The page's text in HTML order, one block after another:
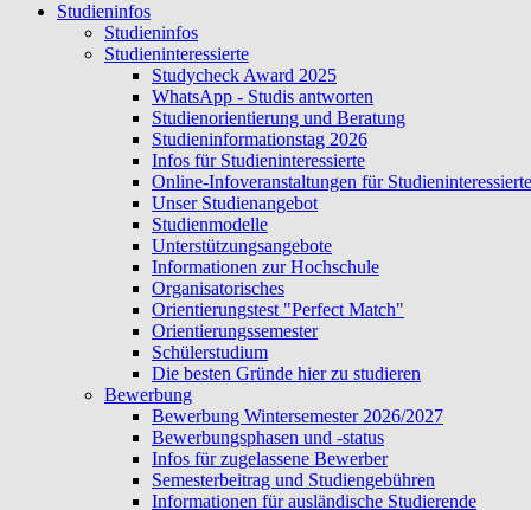
Studieninfos
Studieninfos
Studieninteressierte
Studycheck Award 2025
WhatsApp - Studis antworten
Studienorientierung und Beratung
Studieninformationstag 2026
Infos für Studieninteressierte
Online-Infoveranstaltungen für Studieninteressierte
Unser Studienangebot
Studienmodelle
Unterstützungsangebote
Informationen zur Hochschule
Organisatorisches
Orientierungstest "Perfect Match"
Orientierungssemester
Schülerstudium
Die besten Gründe hier zu studieren
Bewerbung
Bewerbung Wintersemester 2026/2027
Bewerbungsphasen und -status
Infos für zugelassene Bewerber
Semesterbeitrag und Studiengebühren
Informationen für ausländische Studierende